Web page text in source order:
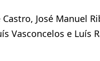
José Manuel
Vasconcelos e Luís